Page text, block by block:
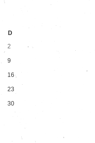
D
2
9
16
23
30